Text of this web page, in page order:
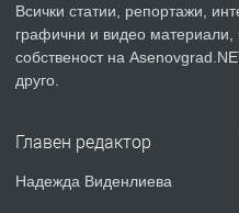
ПРЕДЛАГА
Давам
Всички статии, репортажи,
графични и видео материали,
собственост на
друго.
Главен редактор
Надежда Виденлиева